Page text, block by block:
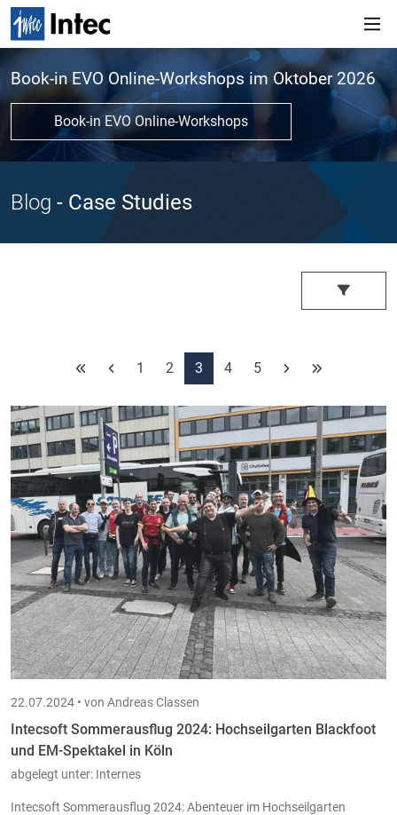
Book-in EVO Online-Workshops im Oktober 2026
Book-in EVO Online-Workshops
Blog - Case Studies
1 2 3 4 5
22.07.2024 • von Andreas Classen
Intecsoft Sommerausflug 2024: Hochseilgarten Blackfoot
und EM-Spektakel in Köln
abgelegt unter: Internes
Intecsoft Sommerausflug 2024: Abenteuer im Hochseilgarten